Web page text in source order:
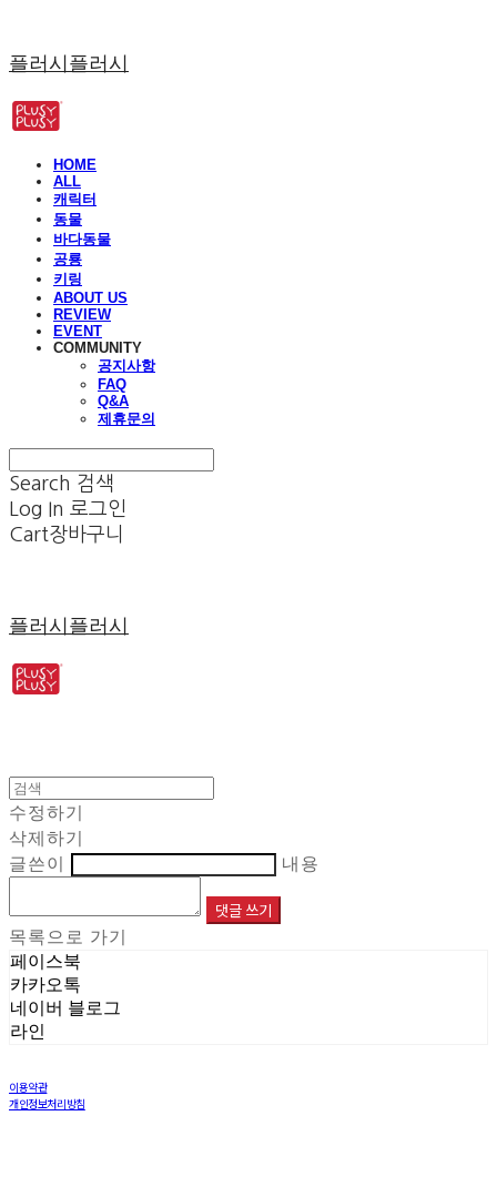
플러시플러시
HOME
ALL
캐릭터
동물
바다동물
공룡
키링
ABOUT US
REVIEW
EVENT
COMMUNITY
공지사항
FAQ
Q&A
제휴문의
Search 검색
Log In 로그인
Cart장바구니
플러시플러시
수정하기
삭제하기
글쓴이
내용
댓글 쓰기
목록으로 가기
페이스북
카카오톡
네이버 블로그
라인
이용약관
개인정보처리방침